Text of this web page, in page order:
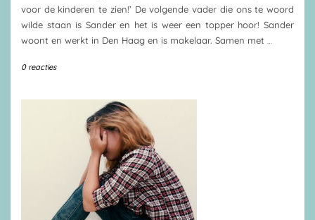
voor de kinderen te zien!’ De volgende vader die ons te woord
wilde staan is Sander en het is weer een topper hoor! Sander
woont en werkt in Den Haag en is makelaar. Samen met
0 reacties